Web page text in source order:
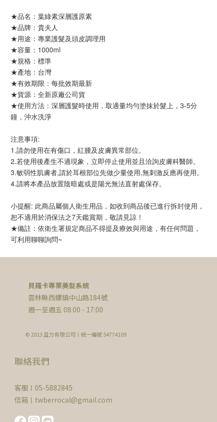
★品名：葉綠素深層護原素
★品牌：貴夫人
★用途：專業護髮及頭皮調理用
★容量：1000ml
★規格：標準
★產地：台灣
★有效期限：每批效期最新
★貨源：全新原廠公司貨
★使用方法：深層護髮時使用，取適量均勻塗抹於髮上，3-5分
鐘，沖水洗淨
注意事項:
1.請勿使用在有傷口，紅腫及皮膚異常部位。
2.若使用後產生不適現象，立即停止使用並且洽詢皮膚科醫師。
3.敏弱性肌膚者,請於耳根部位先做少量使用,無刺激反應再使用。
4.請將本產品放置陰暗處或是陽光無法直射處保存。
小提醒: 此商品屬個人衛生用品，如收到商品後已進行拆封使用，
恕不適用於消保法之7天鑑賞期，敬請見諒！
★備註：依衛生署規定商品不得提及療效與用途，有任何問題，
可利用聊聊詢問~
貝羅卡專業美髮系統
雲林縣西螺鎮中山路184號
週一至週五 08:00 - 17:00
© 2013 且力有限公司〡統一編號 54774109
聯絡我們
客服〡05-5882845
信箱〡twberrocal@gmail.com